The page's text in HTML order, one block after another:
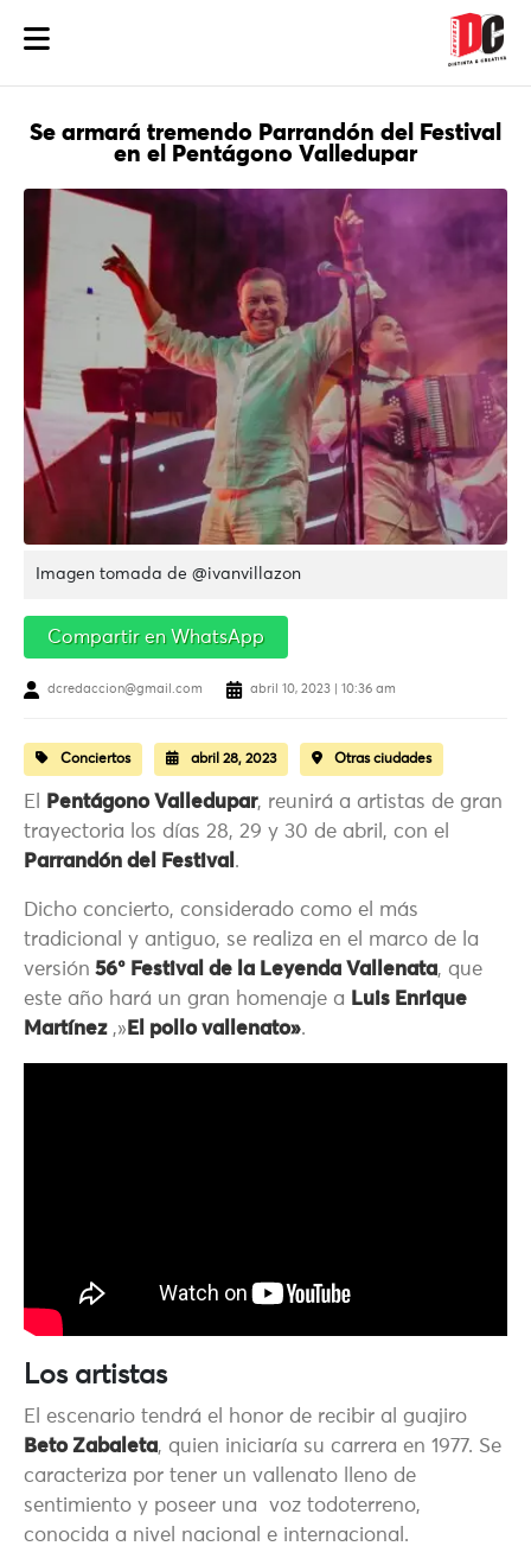
Se armará tremendo Parrandón del Festival
en el Pentágono Valledupar
Imagen tomada de @ivanvillazon
Compartir en WhatsApp
dcredaccion@gmail.com abril 10, 2023 | 10:36 am
Conciertos abril 28, 2023 Otras ciudades
El Pentágono Valledupar, reunirá a artistas de gran
trayectoria los días 28, 29 y 30 de abril, con el
Parrandón del Festival .
Dicho concierto, considerado como el más
tradicional y antiguo, se realiza en el marco de la
versión 56° Festival de la Leyenda Vallenata, que
este año hará un gran homenaje a Luis Enrique
Martínez,» El pollo vallenato».
Los artistas
El escenario tendrá el honor de recibir al guajiro
Beto Zabaleta, quien iniciaría su carrera en 1977. Se
caracteriza por tener un vallenato lleno de
sentimiento y poseer una voz todoterreno,
conocida a nivel nacional e internacional.